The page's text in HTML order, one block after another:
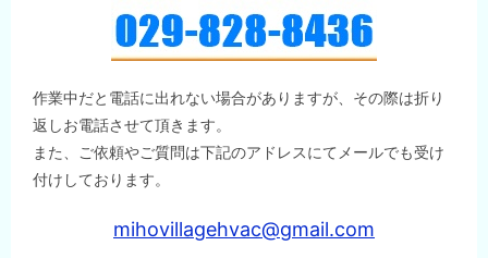
作業中だと電話に出れない場合がありますが、その際は折り
返しお電話させて頂きます。
また、ご依頼やご質問は下記のアドレスにてメールでも受け
付けしております。
mihovillagehvac@gmail.com